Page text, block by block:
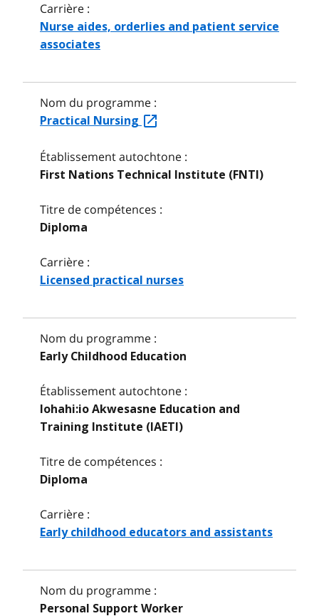
Carrière :
Nurse aides, orderlies and patient service
associates
Nom du programme :
Practical Nursing
Établissement autochtone :
First Nations Technical Institute (FNTI)
Titre de compétences :
Diploma
Carrière :
Licensed practical nurses
Nom du programme :
Early Childhood Education
Établissement autochtone :
Iohahi:io Akwesasne Education and
Training Institute (IAETI)
Titre de compétences :
Diploma
Carrière :
Early childhood educators and assistants
Nom du programme :
Personal Support Worker